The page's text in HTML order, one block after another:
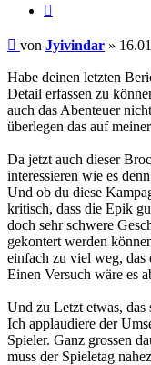
Beitrag
von Jyivindar »
Habe deinen letzten
Detail erfassen zu
auch das Abenteuer
überlegen das auf
Da jetzt auch dieser
interessieren wie es
Und ob du diese
kritisch, dass die Epik
doch sehr schwere
gekontert werden
einfach zu viel weg, das
Einen Versuch wäre es
Und zu Letzt etwas, das
Ich applaudiere der
Spieler. Ganz grossen
muss der Spieletag